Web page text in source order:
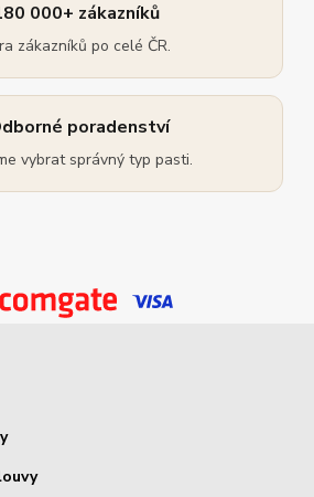
000+ zákazníků
zákazníků po celé ČR.
poradenství
vybrat správný typ pasti.